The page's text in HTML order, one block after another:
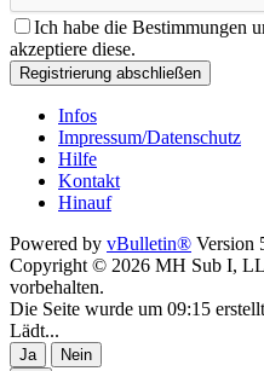
Ich habe die Bestimmungen
akzeptiere diese.
Registrierung abschließen
Infos
Impressum/Datenschutz
Hilfe
Kontakt
Hinauf
Powered by vBulletin® Version
Copyright © 2026 MH Sub I,
vorbehalten.
Die Seite wurde um 09:15
Lädt...
Ja Nein